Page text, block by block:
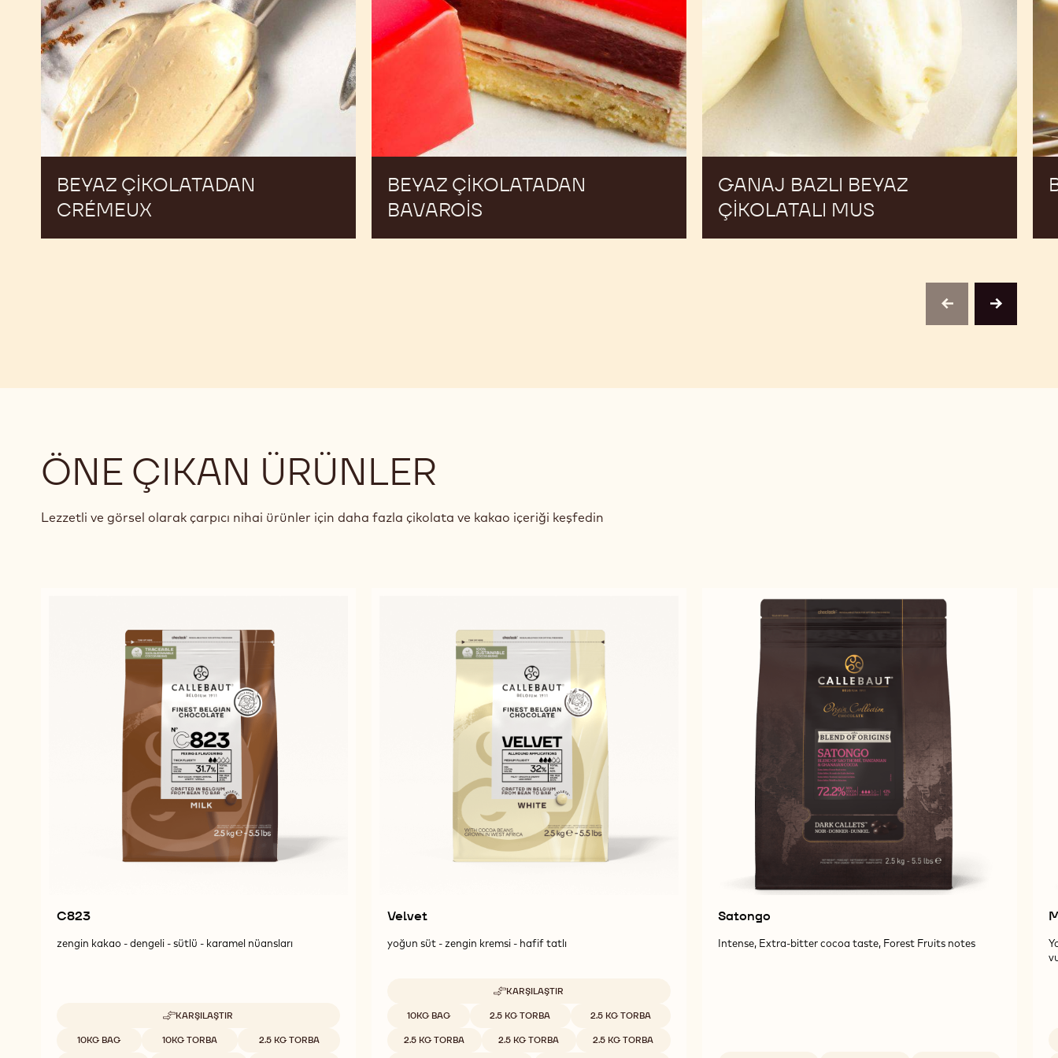
BEYAZ ÇIKOLATADAN
CRÉMEUX
BEYAZ ÇIKOLATADAN
BAVAROIS
GANAJ BAZLI BEYAZ
ÇIKOLATALI MUS
previousnext
ÖNE ÇIKAN ÜRÜNLER
Lezzetli ve görsel olarak çarpıcı nihai ürünler için daha fazla çikolata ve kakao içeriği keşfedin
C823
zengin kakao - dengeli - sütlü - karamel nüansları
KARŞILAŞTIR
-
Uygun boyutlar
10KG BAG 10KG TORBA 2.5 KG TORBA
Velvet
yoğun süt - zengin kremsi - hafif tatlı
KARŞILAŞTIR
-
Uygun boyutlar
10KG BAG 2.5 KG TORBA 2.5 KG TORBA
2.5 KG TORBA 2.5 KG TORBA 2.5 KG TORBA
Satongo
Intense, Extra-bitter cocoa taste, Forest Fruits notes